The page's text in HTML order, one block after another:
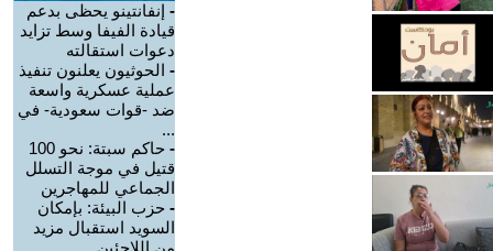
- إنفانتينو يحظى بدعم
قيادة الفيفا وسط تزايد
دعوات استقالته
- الحوثيون يعلنون تنفيذ
عملية عسكرية واسعة
ضد -قوات سعودية- في
...
-
حاكم سبتة: نحو 100
قتيل في موجة التسلل
الجماعي للمهاجرين
- حزب البيئة: بإمكان
السويد استقبال مزيد
من اللاجئين